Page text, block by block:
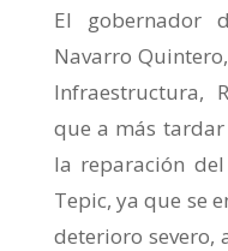
El gobernador
Navarro
Infraestructura,
que a más tardar
la reparación
Tepic, ya que se
deterioro severo,